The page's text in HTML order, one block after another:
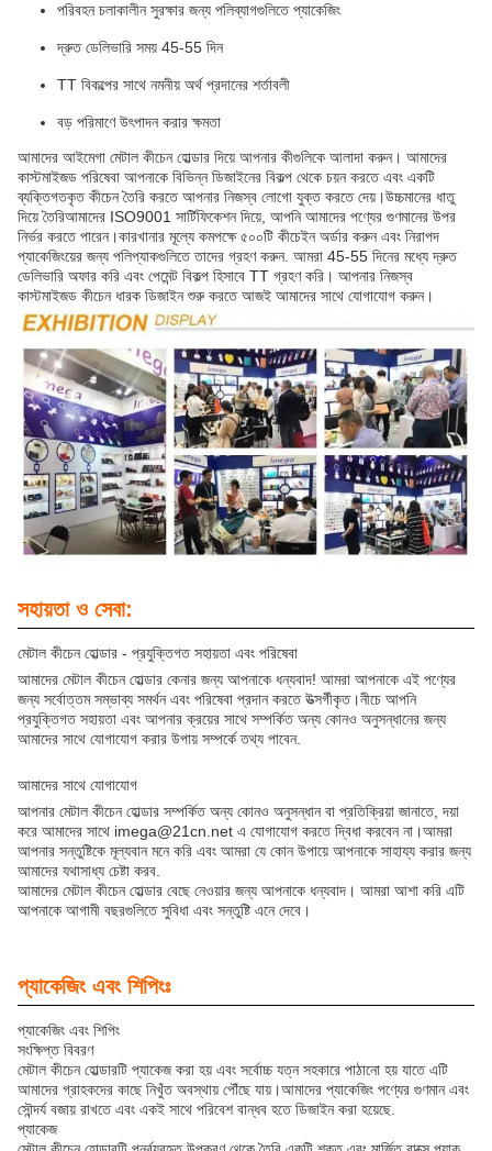
পরিবহন চলাকালীন সুরক্ষার জন্য পলিব্যাগগুলিতে প্যাকেজিং
দ্রুত ডেলিভারি সময় 45-55 দিন
TT বিকল্পের সাথে নমনীয় অর্থ প্রদানের শর্তাবলী
বড় পরিমাণে উৎপাদন করার ক্ষমতা
আমাদের আইমেগা মেটাল কীচেন হোল্ডার দিয়ে আপনার কীগুলিকে আলাদা করুন। আমাদের
কাস্টমাইজড পরিষেবা আপনাকে বিভিন্ন ডিজাইনের বিকল্প থেকে চয়ন করতে এবং একটি
ব্যক্তিগতকৃত কীচেন তৈরি করতে আপনার নিজস্ব লোগো যুক্ত করতে দেয়।উচ্চমানের ধাতু
দিয়ে তৈরিআমাদের ISO9001 সার্টিফিকেশন দিয়ে, আপনি আমাদের পণ্যের গুণমানের উপর
নির্ভর করতে পারেন।কারখানার মূল্যে কমপক্ষে ৫০০টি কীচেইন অর্ডার করুন এবং নিরাপদ
প্যাকেজিংয়ের জন্য পলিপ্যাকগুলিতে তাদের গ্রহণ করুন. আমরা 45-55 দিনের মধ্যে দ্রুত
ডেলিভারি অফার করি এবং পেমেন্ট বিকল্প হিসাবে TT গ্রহণ করি। আপনার নিজস্ব
কাস্টমাইজড কীচেন ধারক ডিজাইন শুরু করতে আজই আমাদের সাথে যোগাযোগ করুন।
সহায়তা ও সেবা:
মেটাল কীচেন হোল্ডার - প্রযুক্তিগত সহায়তা এবং পরিষেবা
আমাদের মেটাল কীচেন হোল্ডার কেনার জন্য আপনাকে ধন্যবাদ! আমরা আপনাকে এই পণ্যের
জন্য সর্বোত্তম সম্ভাব্য সমর্থন এবং পরিষেবা প্রদান করতে উত্সর্গীকৃত।নীচে আপনি
প্রযুক্তিগত সহায়তা এবং আপনার ক্রয়ের সাথে সম্পর্কিত অন্য কোনও অনুসন্ধানের জন্য
আমাদের সাথে যোগাযোগ করার উপায় সম্পর্কে তথ্য পাবেন.
আমাদের সাথে যোগাযোগ
আপনার মেটাল কীচেন হোল্ডার সম্পর্কিত অন্য কোনও অনুসন্ধান বা প্রতিক্রিয়া জানাতে, দয়া
করে আমাদের সাথে imega@21cn.net এ যোগাযোগ করতে দ্বিধা করবেন না।আমরা
আপনার সন্তুষ্টিকে মূল্যবান মনে করি এবং আমরা যে কোন উপায়ে আপনাকে সাহায্য করার জন্য
আমাদের যথাসাধ্য চেষ্টা করব.
আমাদের মেটাল কীচেন হোল্ডার বেছে নেওয়ার জন্য আপনাকে ধন্যবাদ। আমরা আশা করি এটি
আপনাকে আগামী বছরগুলিতে সুবিধা এবং সন্তুষ্টি এনে দেবে।
প্যাকেজিং এবং শিপিংঃ
প্যাকেজিং এবং শিপিং
সংক্ষিপ্ত বিবরণ
মেটাল কীচেন হোল্ডারটি প্যাকেজ করা হয় এবং সর্বোচ্চ যত্ন সহকারে পাঠানো হয় যাতে এটি
আমাদের গ্রাহকদের কাছে নিখুঁত অবস্থায় পৌঁছে যায়।আমাদের প্যাকেজিং পণ্যের গুণমান এবং
সৌন্দর্য বজায় রাখতে এবং একই সাথে পরিবেশ বান্ধব হতে ডিজাইন করা হয়েছে.
প্যাকেজ